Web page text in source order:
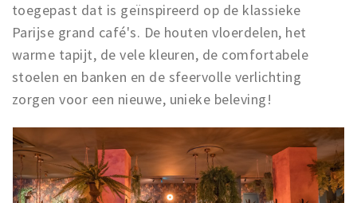
Inloggen
toegepast dat is geïnspireerd op de klassieke
Parijse grand café's. De houten vloerdelen, het
warme tapijt, de vele kleuren, de comfortabele
stoelen en banken en de sfeervolle verlichting
zorgen voor een nieuwe, unieke beleving!